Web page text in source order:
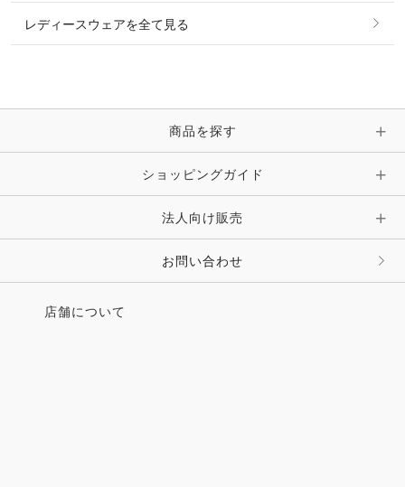
時計・財布・キーケース・革小物
キーホルダー・チャーム・ストラップ
その他 ファッション雑貨
ピン・ブローチ・コサージュ
その他 アクセサリー
レディースウェアを全て見る
商品を探す
ショッピングガイド
法人向け販売
お問い合わせ
店舗について